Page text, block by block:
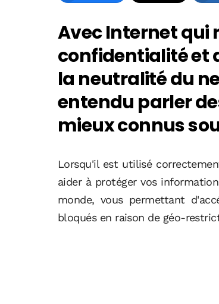
Avec Internet qui
confidentialité et
la neutralité du
entendu parler
mieux connus
Lorsqu'il est utilisé
aider à protéger vos
monde, vous permettant
bloqués en raison de géo-